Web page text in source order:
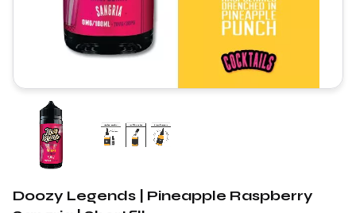
Doozy Legends | Pineapple Raspberry